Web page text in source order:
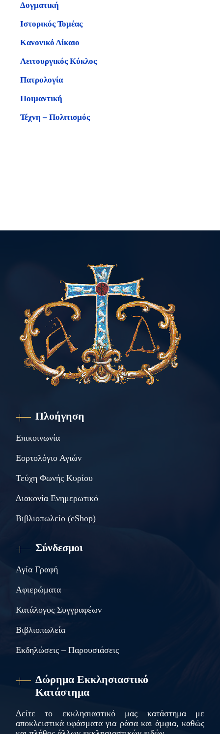
Δογματική
Ιστορικός Τομέας
Κανονικό Δίκαιο
Λειτουργικός Κύκλος
Πατρολογία
Ποιμαντική
Τέχνη – Πολιτισμός
Πλοήγηση
Επικοινωνία
Εορτολόγιο Αγιών
Τεύχη Φωνής Κυρίου
Διακονία Ενημερωτικό
Βιβλιοπωλείο (eShop)
Σύνδεσμοι
Αγία Γραφή
Αφιερώματα
Κατάλογος Συγγραφέων
Βιβλιοπωλεία
Εκδηλώσεις – Παρουσιάσεις
Δώρημα Εκκλησιαστικό
Κατάστημα
Δείτε το εκκλησιαστικό μας κατάστημα με
αποκλειστικά υφάσματα για ράσα και άμφια, καθώς